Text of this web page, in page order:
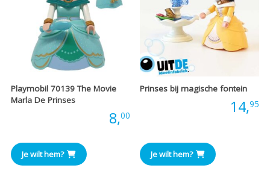
Playmobil 70139 The Movie
Marla De Prinses
8,00
Je wilt hem?
Prinses bij magische fontein
14,95
Je wilt hem?